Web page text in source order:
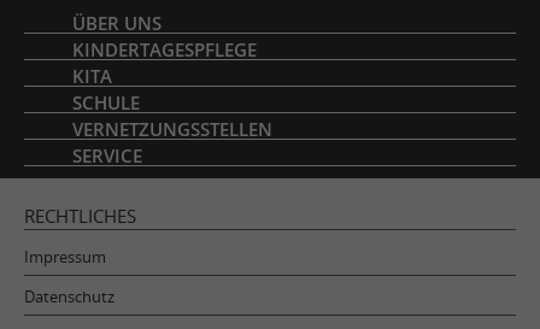
Inhaltsverzeichnis
ÜBER UNS
KINDERTAGESPFLEGE
KITA
SCHULE
VERNETZUNGSSTELLEN
SERVICE
RECHTLICHES
Impressum
Datenschutz